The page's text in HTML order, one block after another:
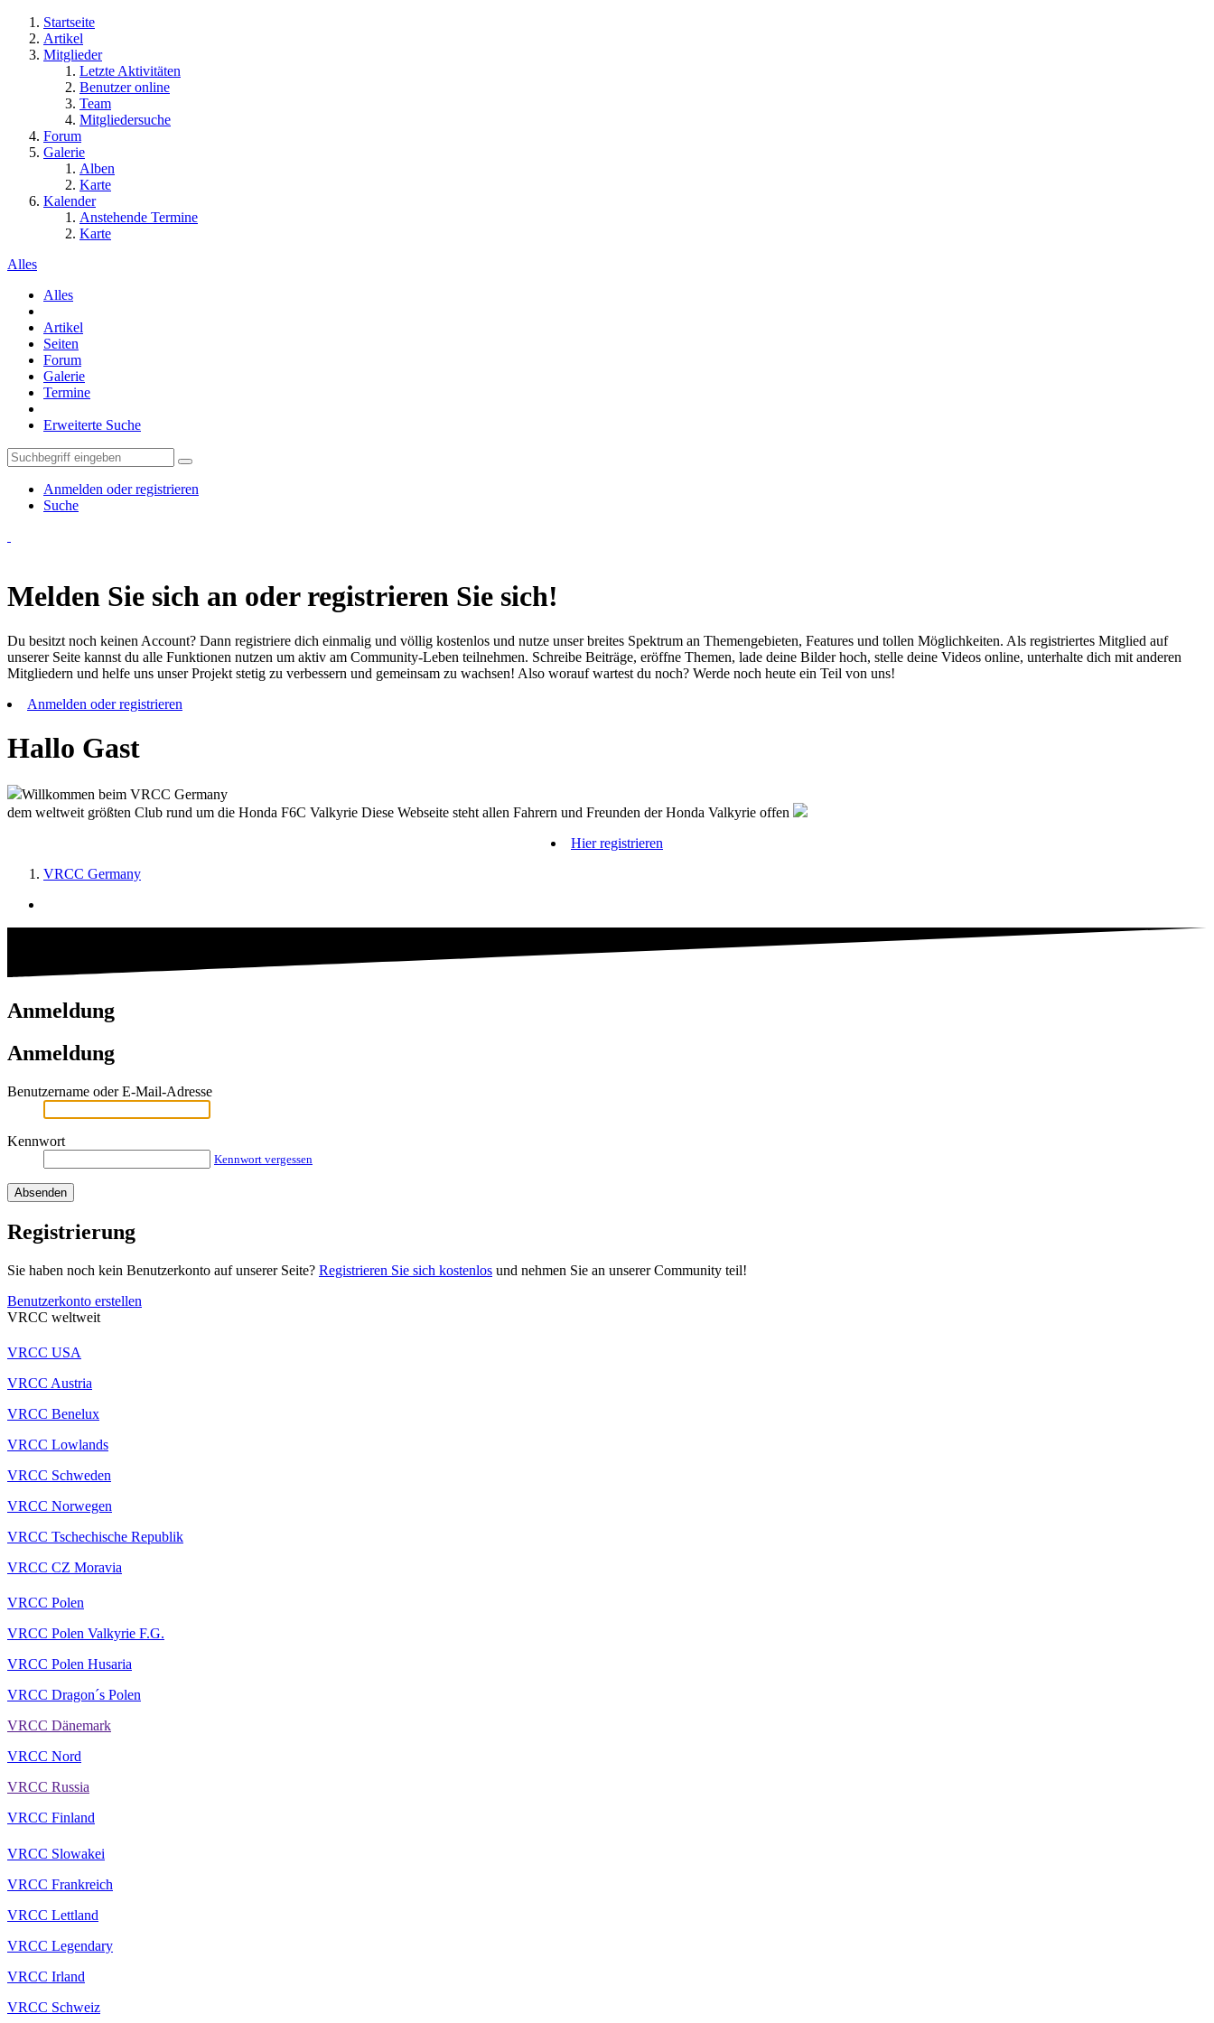
Startseite
Artikel
Mitglieder
Letzte Aktivitäten
Benutzer online
Team
Mitgliedersuche
Forum
Galerie
Alben
Karte
Kalender
Anstehende Termine
Karte
Alles
Alles
Artikel
Seiten
Forum
Galerie
Termine
Erweiterte Suche
Anmelden oder registrieren
Suche
Melden Sie sich an oder registrieren Sie sich!
Du besitzt noch keinen Account? Dann registriere dich einmalig und völlig kostenlos und nutze unser breites Spektrum an Themengebieten, Features und tollen Möglichkeiten. Als registriertes Mitglied auf
unserer Seite kannst du alle Funktionen nutzen um aktiv am Community-Leben teilnehmen. Schreibe Beiträge, eröffne Themen, lade deine Bilder hoch, stelle deine Videos online, unterhalte dich mit anderen
Mitgliedern und helfe uns unser Projekt stetig zu verbessern und gemeinsam zu wachsen! Also worauf wartest du noch? Werde noch heute ein Teil von uns!
Anmelden oder registrieren
Hallo Gast
Willkommen beim VRCC Germany
dem weltweit größten Club rund um die Honda F6C Valkyrie Diese Webseite steht allen Fahrern und Freunden der Honda Valkyrie offen
Hier registrieren
VRCC Germany
Anmeldung
Anmeldung
Benutzername oder E-Mail-Adresse
Kennwort
Kennwort vergessen
Registrierung
Sie haben noch kein Benutzerkonto auf unserer Seite? Registrieren Sie sich kostenlos und nehmen Sie an unserer Community teil!
Benutzerkonto erstellen
VRCC weltweit
VRCC USA
VRCC Austria
VRCC Benelux
VRCC Lowlands
VRCC Schweden
VRCC Norwegen
VRCC Tschechische Republik
VRCC CZ Moravia
VRCC Polen
VRCC Polen Valkyrie F.G.
VRCC Polen Husaria
VRCC Dragon´s Polen
VRCC Dänemark
VRCC Nord
VRCC Russia
VRCC Finland
VRCC Slowakei
VRCC Frankreich
VRCC Lettland
VRCC Legendary
VRCC Irland
VRCC Schweiz